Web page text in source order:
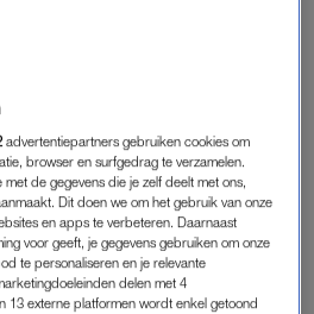
hoor zeggen: ‘Ik hou van een
met een ‘ja en amen’-meisje te
nek. Het klinkt allemaal leuk en
die haar eigen boontjes dopt, niet
en wiens leven doordraait lang
bent. Maar als puntje bij
mannen (ja, ik generaliseer)
hem staat. Achter, niet naast.
langer leest, weet je één ding over
advertentiepartners gebruiken cookies om
browser en surfgedrag te verzamelen.
de gegevens die je zelf deelt met ons,
Dit doen we om het gebruik van onze
en apps te verbeteren. Daarnaast
voor geeft, je gegevens gebruiken om onze
te personaliseren en je relevante
delen met 4
13 externe platformen wordt enkel getoond